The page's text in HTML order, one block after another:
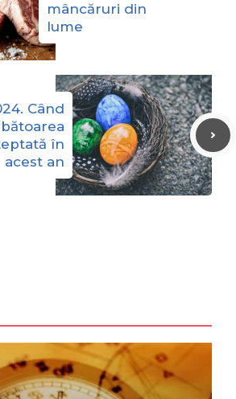
mâncăruri din
lume
Când
în
acest an